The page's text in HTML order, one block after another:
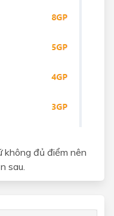
không đủ điểm nên
sau.